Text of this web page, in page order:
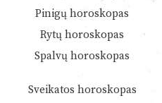
Pinigų horoskopas
Rytų horoskopas
Spalvų horoskopas
Sveikatos horoskopas